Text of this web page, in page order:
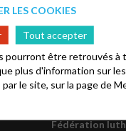
sœurs
Fédération
LES COOKIES
Tout accepter
pourront être retrouvés à
plus d'information sur les
le site, sur la page de